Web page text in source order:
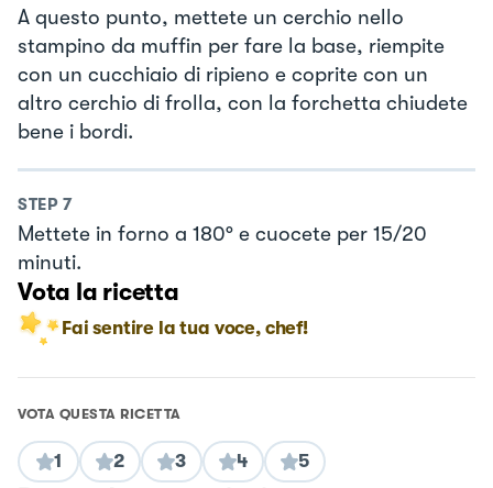
A questo punto, mettete un cerchio nello
stampino da muffin per fare la base, riempite
con un cucchiaio di ripieno e coprite con un
altro cerchio di frolla, con la forchetta chiudete
bene i bordi.
STEP 7
Mettete in forno a 180° e cuocete per 15/20
minuti.
Vota la ricetta
Fai sentire la tua voce, chef!
VOTA QUESTA RICETTA
1 2 3 4 5